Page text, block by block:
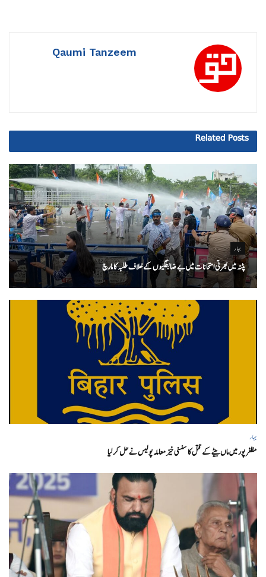
Qaumi Tanzeem
Related Posts
بہار
پٹنہ میں بھرتی امتحانات میں بے ضابطگیوں کے خلاف طلبہ کا مارچ
بہار
مظفر پور میں ماں بیٹے کے قتل کا سنسنی خیز معاملہ پولیس نے حل کر لیا